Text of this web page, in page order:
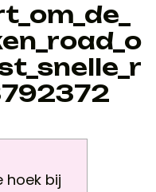
hoek bij